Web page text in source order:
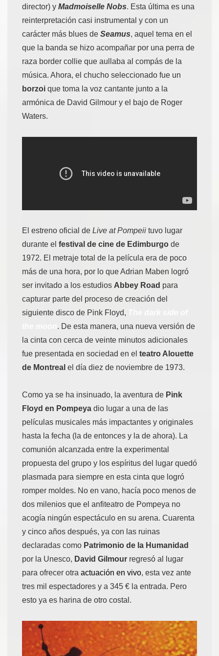
director) y Madmoiselle Nobs. Esta última es una
reinterpretación casi instrumental y con un
carácter más blues de Seamus, aquel tema en el
que la banda se hizo acompañar por una perra de
raza border collie que aullaba al compás de la
música. Ahora, el chucho seleccionado fue un
borzoi que toma la voz cantante junto a la
armónica de David Gilmour y el bajo de Roger
Waters.
El estreno oficial de Live at Pompeii tuvo lugar
durante el festival de cine de Edimburgo de
1972. El metraje total de la película era de poco
más de una hora, por lo que Adrian Maben logró
ser invitado a los estudios Abbey Road para
capturar parte del proceso de creación del
siguiente disco de Pink Floyd,
. De esta manera, una nueva versión de
la cinta con cerca de veinte minutos adicionales
fue presentada en sociedad en el teatro Alouette
de Montreal el día diez de noviembre de 1973.
Como ya se ha insinuado, la aventura de Pink
Floyd en Pompeya dio lugar a una de las
películas musicales más impactantes y originales
hasta la fecha (la de entonces y la de ahora). La
comunión alcanzada entre la experimental
propuesta del grupo y los espíritus del lugar quedó
plasmada para siempre en esta cinta que logró
romper moldes. No en vano, hacía poco menos de
dos milenios que el anfiteatro de Pompeya no
acogía ningún espectáculo en su arena. Cuarenta
y cinco años después, ya con las ruinas
declaradas como Patrimonio de la Humanidad
por la Unesco, David Gilmour regresó al lugar
para ofrecer otra actuación en vivo, esta vez ante
tres mil espectadores y a 345 € la entrada. Pero
esto ya es harina de otro costal.